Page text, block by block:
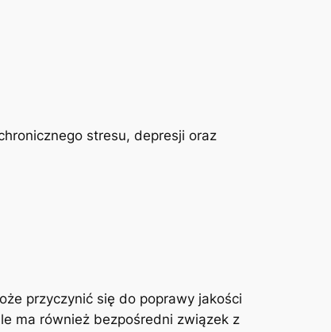
stresu, depresji oraz
przyczynić się do poprawy jakości
ma również bezpośredni związek z